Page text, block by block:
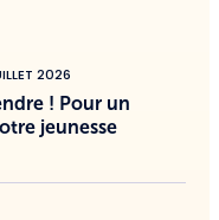
2026
! Pour un
jeunesse